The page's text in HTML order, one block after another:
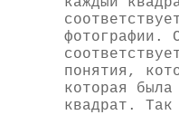
фотографии.
понятия,
которая
квадрат.